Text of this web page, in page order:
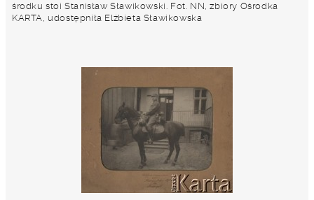
środku stoi Stanisław Sławikowski. Fot. NN, zbiory Ośrodka
KARTA, udostępniła Elżbieta Sławikowska